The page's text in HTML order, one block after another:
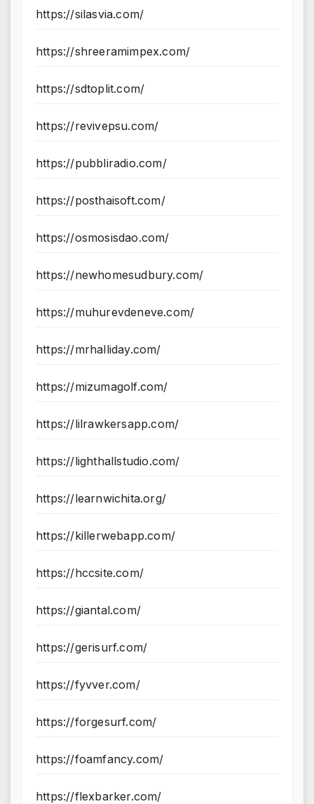
https://silasvia.com/
https://shreeramimpex.com/
https://sdtoplit.com/
https://revivepsu.com/
https://pubbliradio.com/
https://posthaisoft.com/
https://osmosisdao.com/
https://newhomesudbury.com/
https://muhurevdeneve.com/
https://mrhalliday.com/
https://mizumagolf.com/
https://lilrawkersapp.com/
https://lighthallstudio.com/
https://learnwichita.org/
https://killerwebapp.com/
https://hccsite.com/
https://giantal.com/
https://gerisurf.com/
https://fyvver.com/
https://forgesurf.com/
https://foamfancy.com/
https://flexbarker.com/